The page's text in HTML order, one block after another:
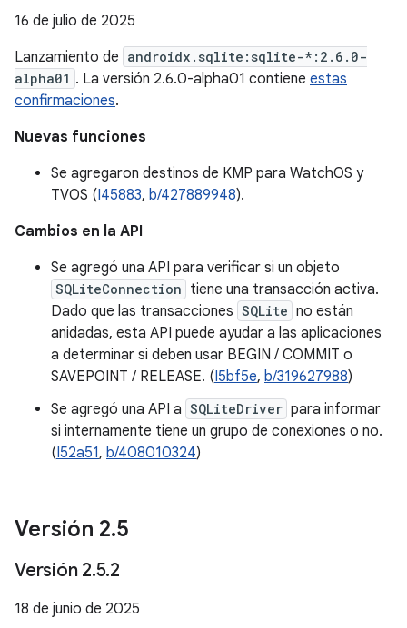
16 de julio de 2025
Lanzamiento de androidx.sqlite:sqlite-*:2.6.0-
alpha01 . La versión 2.6.0-alpha01 contiene estas
confirmaciones.
Nuevas funciones
Se agregaron destinos de KMP para WatchOS y
TVOS (I45883, b/427889948).
Cambios en la API
Se agregó una API para verificar si un objeto
SQLiteConnection tiene una transacción activa.
Dado que las transacciones SQLite no están
anidadas, esta API puede ayudar a las aplicaciones
a determinar si deben usar BEGIN / COMMIT o
SAVEPOINT / RELEASE. (I5bf5e, b/319627988)
Se agregó una API a SQLiteDriver para informar
si internamente tiene un grupo de conexiones o no.
(I52a51, b/408010324)
Versión 2.5
Versión 2.5.2
18 de junio de 2025